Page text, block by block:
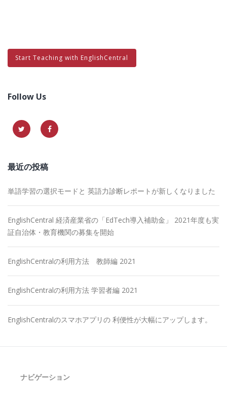
Start Teaching with EnglishCentral
Follow Us
最近の投稿
単語学習の選択モードと 英語力診断レポートが新しくなりました
EnglishCentral 経済産業省の「EdTech導入補助金」 2021年度も実
証自治体・教育機関の募集を開始
EnglishCentralの利用方法 教師編 2021
EnglishCentralの利用方法 学習者編 2021
EnglishCentralのスマホアプリの 利便性が大幅にアップします。
ナビゲーション